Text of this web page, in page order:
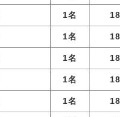
1名
1名
1名
1名
1名